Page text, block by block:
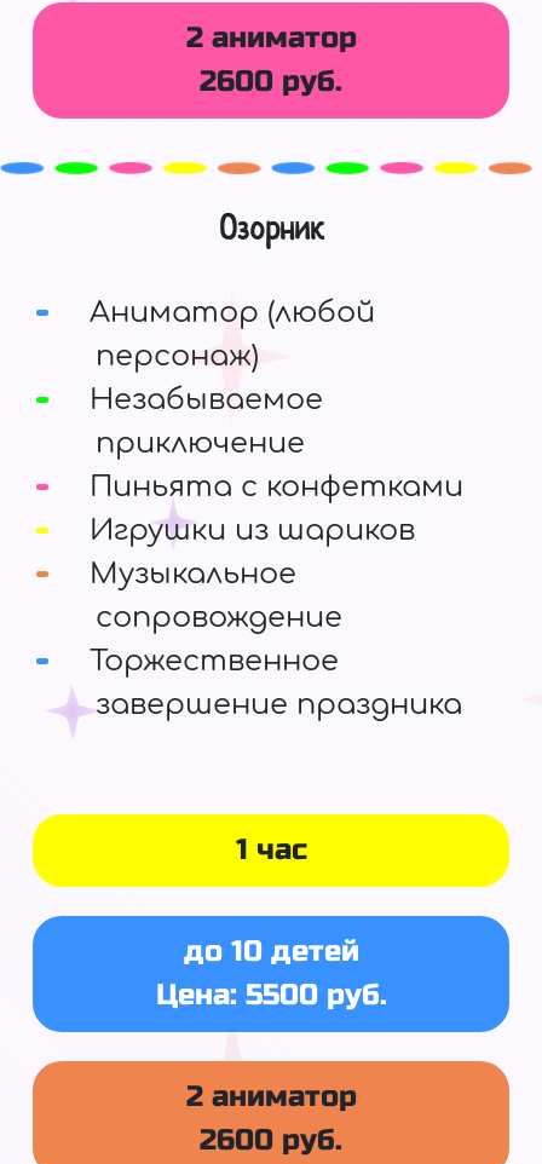
2 аниматор
2600 руб.
1 час
до 10 детей
Цена: 5500 руб.
2 аниматор
2600 руб.
Озорник
Аниматор (любой
персонаж)
Незабываемое
приключение
Пиньята с конфетками
Игрушки из шариков
Музыкальное
сопровождение
Торжественное
завершение праздника